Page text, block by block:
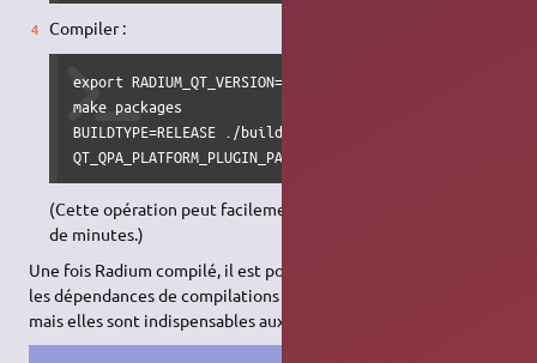
Compiler :
export RADIUM_QT_VERSION=5
make packages
BUILDTYPE=RELEASE ./build_linux.sh -j `nproc`
QT_QPA_PLATFORM_PLUGIN_PATH=`$(./
(Cette opération peut facilement prendre plusieurs dizaines
de minutes.)
Une fois Radium compilé, il est possible de désinstaller toutes
les dépendances de compilations (qui occupent plus d'1 Go),
mais elles sont indispensables aux futures mises à jour.